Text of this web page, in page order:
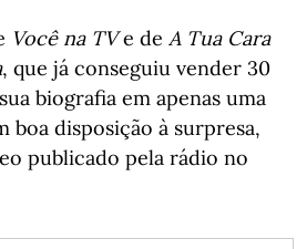
Você na TVe de A Tua Cara
, que já conseguiu vender 30
biografia em apenas uma
boa disposição à surpresa,
publicado pela rádio no